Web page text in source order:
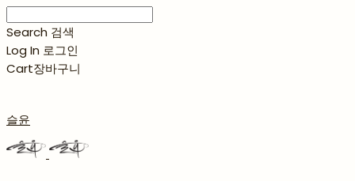
Search 검색
Log In 로그인
Cart장바구니
슬윤